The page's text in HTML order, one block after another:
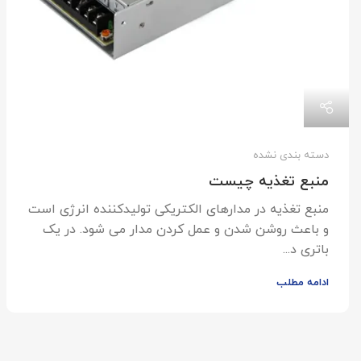
دسته بندی نشده
منبع تغذیه چیست
منبع تغذیه در مدارهای الکتریکی تولیدکننده انرژی است
و باعث روشن شدن و عمل کردن مدار می شود. در یک
باتری د...
ادامه مطلب